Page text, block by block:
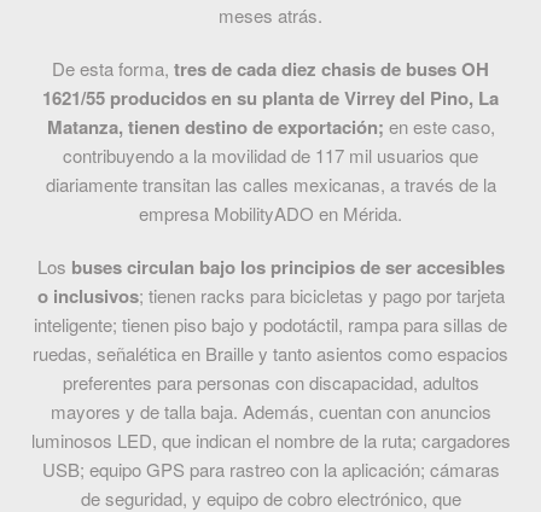
meses atrás.
De esta forma, tres de cada diez chasis de buses OH
1621/55 producidos en su planta de Virrey del Pino, La
Matanza, tienen destino de exportación; en este caso,
contribuyendo a la movilidad de 117 mil usuarios que
diariamente transitan las calles mexicanas, a través de la
empresa MobilityADO en Mérida.
Los buses circulan bajo los principios de ser accesibles
o inclusivos; tienen racks para bicicletas y pago por tarjeta
inteligente; tienen piso bajo y podotáctil, rampa para sillas de
ruedas, señalética en Braille y tanto asientos como espacios
preferentes para personas con discapacidad, adultos
mayores y de talla baja. Además, cuentan con anuncios
luminosos LED, que indican el nombre de la ruta; cargadores
USB; equipo GPS para rastreo con la aplicación; cámaras
de seguridad, y equipo de cobro electrónico, que